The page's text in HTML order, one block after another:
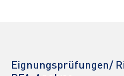
Eignungsprüfungen/